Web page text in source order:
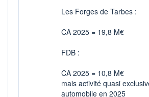
PEA-PME
Les Forges de Tarbes :
CA 2025 = 19,8 M€
FDB :
CA 2025 = 10,8 M€
mais activité quasi
automobile en 2025